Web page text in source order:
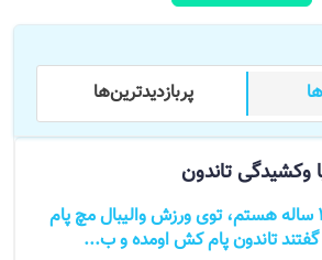
پر‌بازدید‌ترین‌ها
وکشیدگی تاندون
باسلام خانمی 20 ساله هستم، توی ورزش والیبال مچ پام
گفتند تاندون پام کش اومده و ب...